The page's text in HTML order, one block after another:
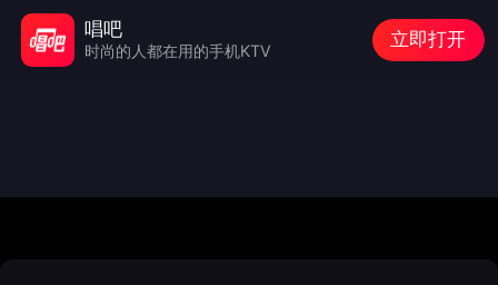
唱吧
时尚的人都在用的手机KTV
立即打开